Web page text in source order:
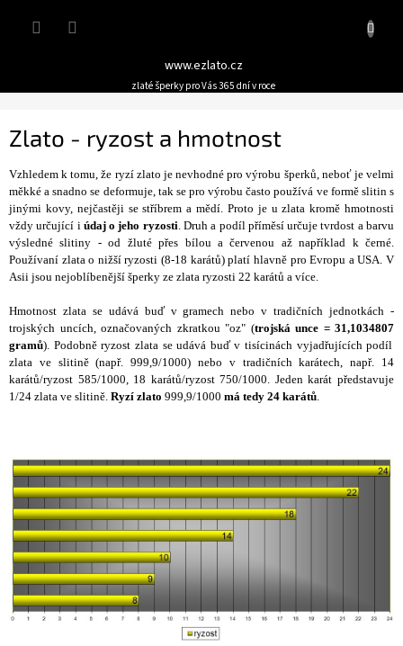
www.ezlato.cz
zlaté šperky pro Vás 365 dní v roce
Zlato - ryzost a hmotnost
Vzhledem k tomu, že ryzí zlato je nevhodné pro výrobu šperků, neboť je velmi
měkké a snadno se deformuje, tak se pro výrobu často používá ve formě slitin s
jinými kovy, nejčastěji se stříbrem a mědí. Proto je u zlata kromě hmotnosti
vždy určující i údaj o jeho ryzosti . Druh a podíl příměsí určuje tvrdost a barvu
výsledné slitiny - od žluté přes bílou a červenou až například k černé.
Používaní zlata o nižší ryzosti (8-18 karátů) platí hlavně pro Evropu a USA. V
Asii jsou nejoblíbenější šperky ze zlata ryzosti 22 karátů a více.
Hmotnost zlata se udává buď v gramech nebo v tradičních jednotkách -
trojských uncích , označovaných zkratkou "oz" (trojská unce = 31,1034807
gramů). Podobně ryzost zlata se udává buď v tisícinách vyjadřujících podíl
zlata ve slitině (např. 999,9/1000) nebo v tradičních karátech, např. 14
karátů/ryzost 585/1000, 18 karátů/ryzost 750/1000. Jeden karát představuje
1/24 zlata ve slitině. Ryzí zlato 999,9/1000 má tedy 24 karátů